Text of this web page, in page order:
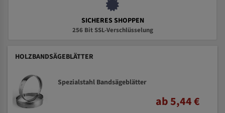
SICHERES SHOPPEN
256 Bit SSL-Verschlüsselung
HOLZBANDSÄGEBLÄTTER
Spezialstahl Bandsägeblätter
ab 5,44 €